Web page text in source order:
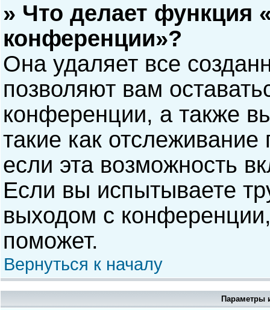
» Что делает функция
конференции»?
Она удаляет все
позволяют вам
конференции, а также
такие как
если эта возможность
Если вы испытываете
выходом с
поможет.
Вернуться к началу
Параметры